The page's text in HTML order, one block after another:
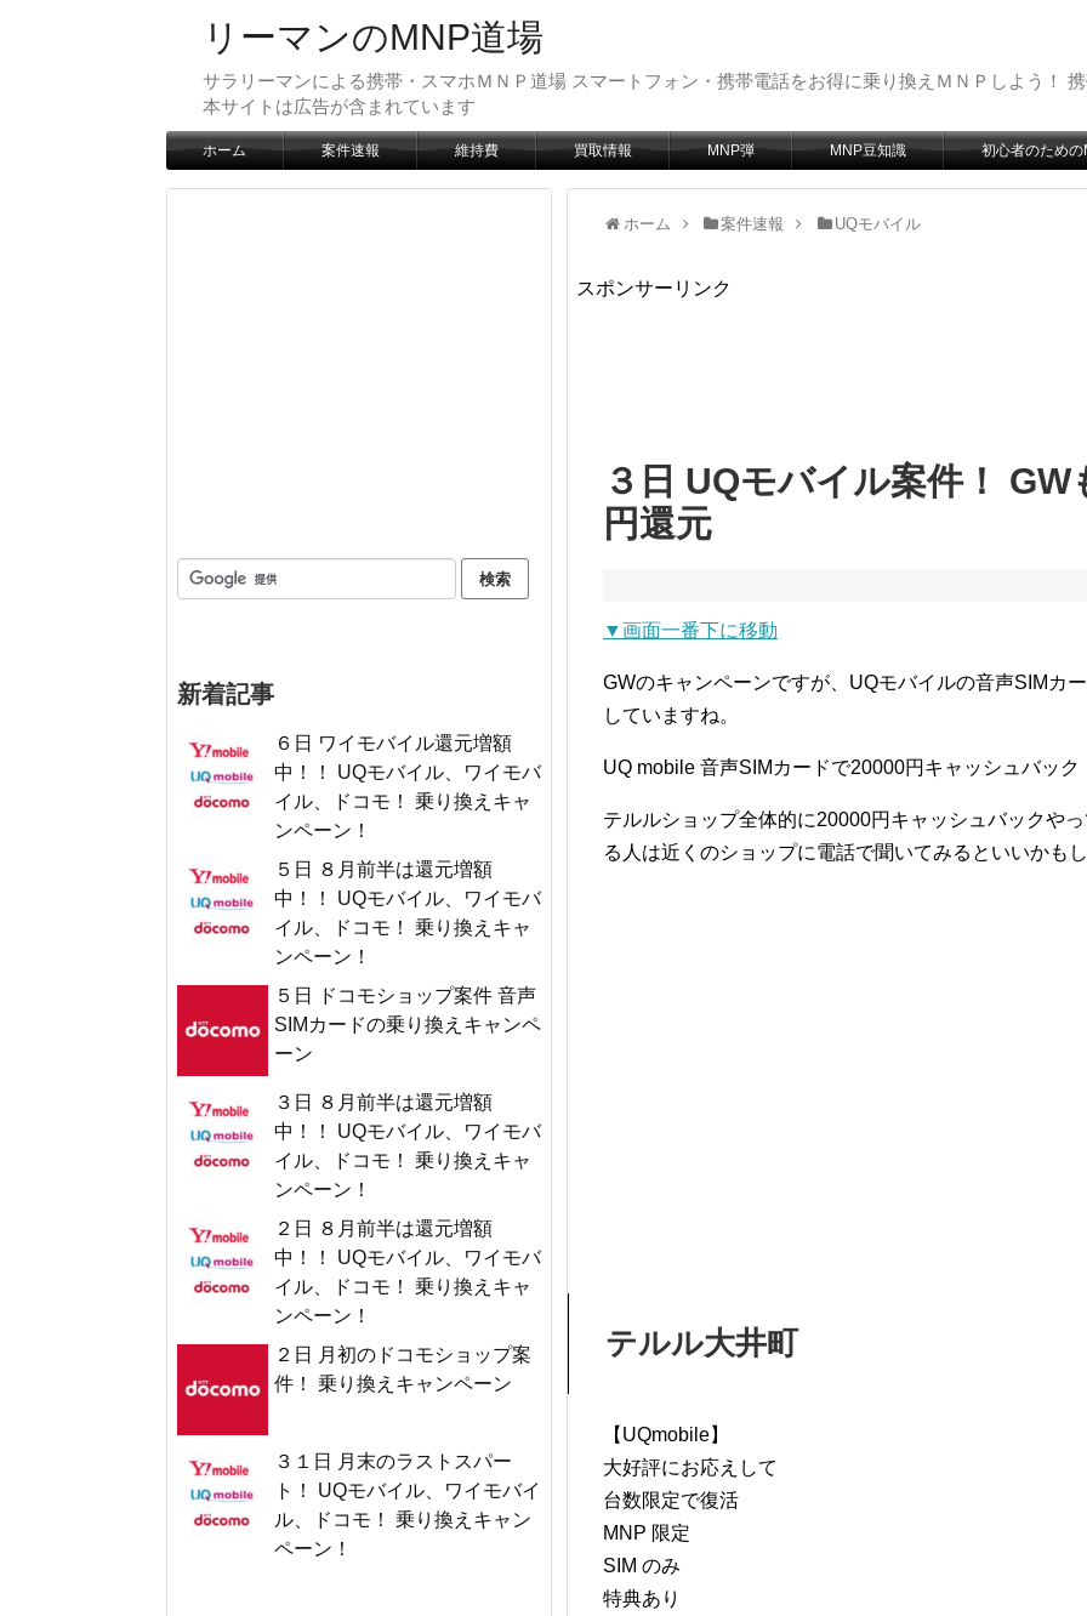
リーマンのMNP道場
サラリーマンによる携帯・スマホＭＮＰ道場 スマートフォン・携帯電話をお得に乗り換えＭＮＰしよう！
本サイトは広告が含まれています
ホーム 案件速報 維持費 買取情報 MNP弾 MNP豆知識 初心者のための
ホーム 案件速報 UQモバイル
スポンサーリンク
３日 UQモバイル案件！
円還元
▼画面一番下に移動
GWのキャンペーンですが、UQモバイルの音声SIMカ
していますね。
UQ mobile 音声SIMカードで20000円キャッシュバック
テルルショップ全体的に20000円キャッシュバックや
る人は近くのショップに電話で聞いてみるといいかもし
テルル大井町
【UQmobile】
大好評にお応えして
台数限定で復活
MNP 限定
SIM のみ
特典あり
新着記事
６日 ワイモバイル還元増額
中！！ UQモバイル、ワイモバ
イル、ドコモ！ 乗り換えキャ
ンペーン！
５日 ８月前半は還元増額
中！！ UQモバイル、ワイモバ
イル、ドコモ！ 乗り換えキャ
ンペーン！
５日 ドコモショップ案件 音声
SIMカードの乗り換えキャンペ
ーン
３日 ８月前半は還元増額
中！！ UQモバイル、ワイモバ
イル、ドコモ！ 乗り換えキャ
ンペーン！
２日 ８月前半は還元増額
中！！ UQモバイル、ワイモバ
イル、ドコモ！ 乗り換えキャ
ンペーン！
２日 月初のドコモショップ案
件！ 乗り換えキャンペーン
３１日 月末のラストスパー
ト！ UQモバイル、ワイモバイ
ル、ドコモ！ 乗り換えキャン
ペーン！